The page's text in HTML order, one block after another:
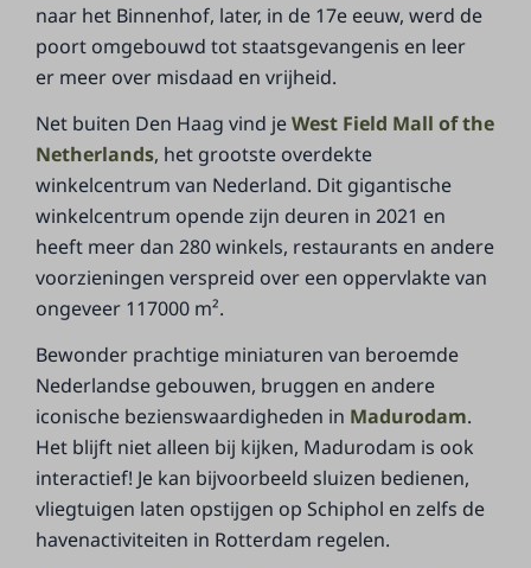
naar het Binnenhof, later, in de 17e eeuw, werd de
poort omgebouwd tot staatsgevangenis en leer
er meer over misdaad en vrijheid.
Net buiten Den Haag vind jeWest Field Mall of the
Netherlands, het grootste overdekte
winkelcentrum van Nederland. Dit gigantische
winkelcentrum opende zijn deuren in 2021 en
heeft meer dan 280 winkels, restaurants en andere
voorzieningen verspreid over een oppervlakte van
ongeveer 117000 m².
Bewonder prachtige miniaturen van beroemde
Nederlandse gebouwen, bruggen en andere
iconische bezienswaardigheden in Madurodam.
Het blijft niet alleen bij kijken, Madurodam is ook
interactief! Je kan bijvoorbeeld sluizen bedienen,
vliegtuigen laten opstijgen op Schiphol en zelfs de
havenactiviteiten in Rotterdam regelen.